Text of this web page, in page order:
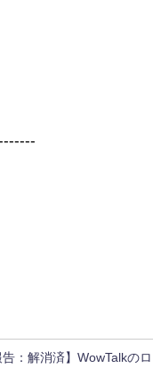
告：解消済】WowTalkのロ